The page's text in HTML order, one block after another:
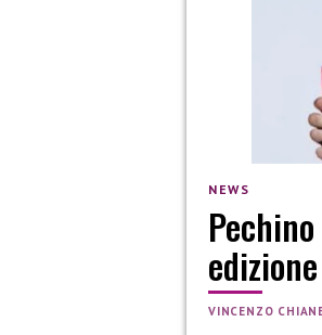
NEWS
edizione
VINCENZO